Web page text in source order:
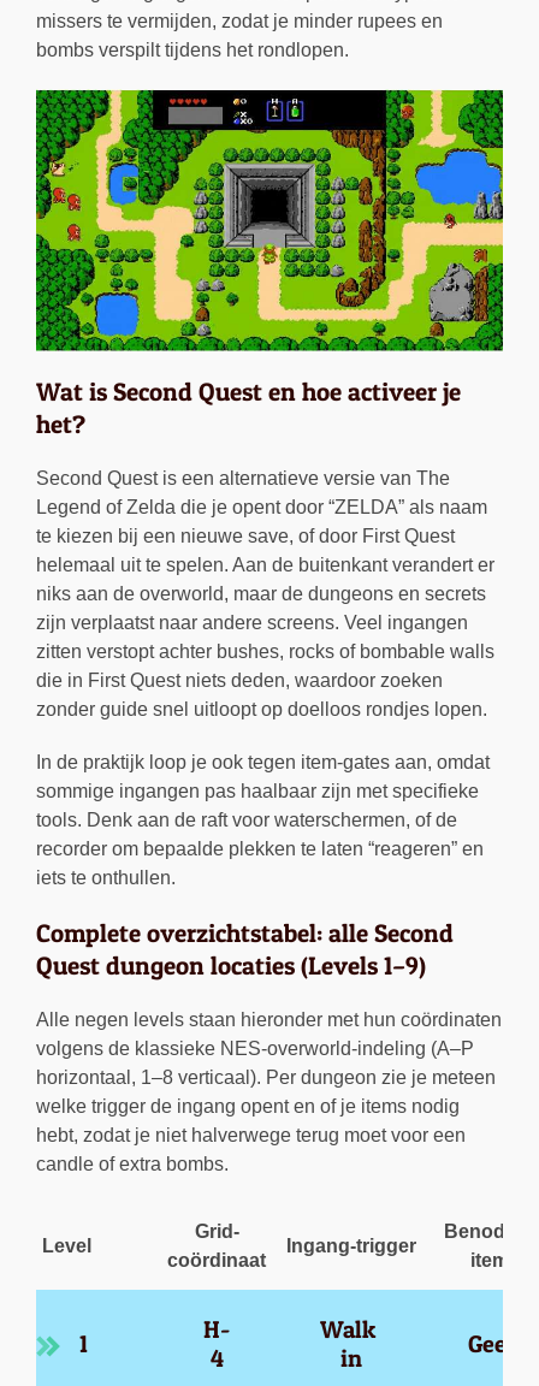
missers te vermijden, zodat je minder rupees en
bombs verspilt tijdens het rondlopen.
Wat is Second Quest en hoe activeer je
het?
Second Quest is een alternatieve versie van The
Legend of Zelda die je opent door “ZELDA” als naam
te kiezen bij een nieuwe save, of door First Quest
helemaal uit te spelen. Aan de buitenkant verandert er
niks aan de overworld, maar de dungeons en secrets
zijn verplaatst naar andere screens. Veel ingangen
zitten verstopt achter bushes, rocks of bombable walls
die in First Quest niets deden, waardoor zoeken
zonder guide snel uitloopt op doelloos rondjes lopen.
In de praktijk loop je ook tegen item-gates aan, omdat
sommige ingangen pas haalbaar zijn met specifieke
tools. Denk aan de raft voor waterschermen, of de
recorder om bepaalde plekken te laten “reageren” en
iets te onthullen.
Complete overzichtstabel: alle Second
Quest dungeon locaties (Levels 1–9)
Alle negen levels staan hieronder met hun coördinaten
volgens de klassieke NES-overworld-indeling (A–P
horizontaal, 1–8 verticaal). Per dungeon zie je meteen
welke trigger de ingang opent en of je items nodig
hebt, zodat je niet halverwege terug moet voor een
candle of extra bombs.
Level
Grid-
coördinaat
Ingang-trigger
items
1
H-
4
Walk
in
Geen